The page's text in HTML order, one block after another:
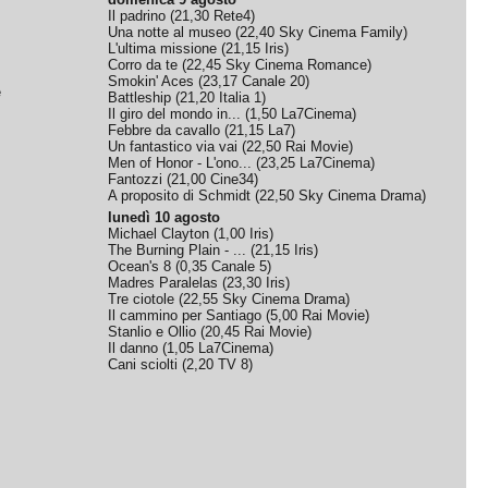
Il padrino (21,30 Rete4)
Una notte al museo (22,40 Sky Cinema Family)
L'ultima missione (21,15 Iris)
Corro da te (22,45 Sky Cinema Romance)
Smokin' Aces (23,17 Canale 20)
Battleship (21,20 Italia 1)
Il giro del mondo in... (1,50 La7Cinema)
Febbre da cavallo (21,15 La7)
Un fantastico via vai (22,50 Rai Movie)
Men of Honor - L'ono... (23,25 La7Cinema)
Fantozzi (21,00 Cine34)
A proposito di Schmidt (22,50 Sky Cinema Drama)
lunedì 10 agosto
Michael Clayton (1,00 Iris)
The Burning Plain - ... (21,15 Iris)
Ocean's 8 (0,35 Canale 5)
Madres Paralelas (23,30 Iris)
Tre ciotole (22,55 Sky Cinema Drama)
Il cammino per Santiago (5,00 Rai Movie)
Stanlio e Ollio (20,45 Rai Movie)
Il danno (1,05 La7Cinema)
Cani sciolti (2,20 TV 8)